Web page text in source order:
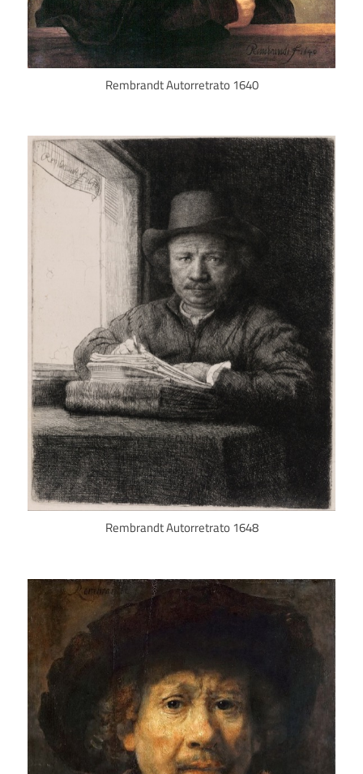
Rembrandt Autorretrato 1640
Rembrandt Autorretrato 1648